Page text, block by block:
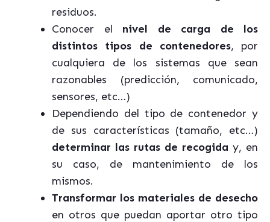
residuos.
Conocer el nivel de carga de los
distintos tipos de contenedores, por
cualquiera de los sistemas que sean
razonables (predicción, comunicado,
sensores, etc…)
Dependiendo del tipo de contenedor y
de sus características (tamaño, etc…)
determinar las rutas de recogida y, en
su caso, de mantenimiento de los
mismos.
Transformar los materiales de desecho
en otros que puedan aportar otro tipo